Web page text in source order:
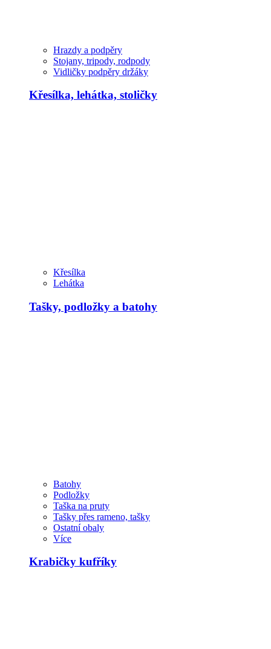
Hrazdy a podpěry
Stojany, tripody, rodpody
Vidličky podpěry držáky
Křesílka, lehátka, stoličky
Křesílka
Lehátka
Tašky, podložky a batohy
Batohy
Podložky
Taška na pruty
Tašky přes rameno, tašky
Ostatní obaly
Více
Krabičky kufříky